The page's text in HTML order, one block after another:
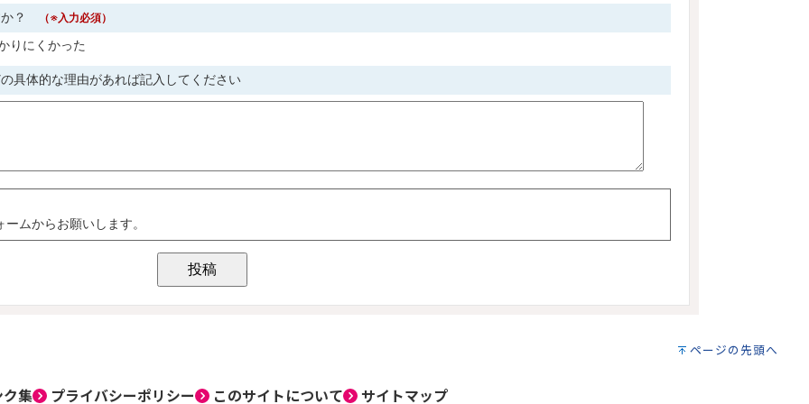
ページの先頭へ
集 プライバシーポリシー このサイトについて サイトマップ